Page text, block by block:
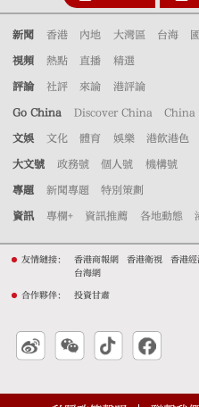
新聞 香港 內地 大灣區 台海
視頻 熱點 直播 精選
評論 社評 來論 港評論
Go China Discover China China
文娛 文化 體育 娛樂 港飲港色
大文號 政務號 個人號 機構號
專題 新聞專題 特別策劃
資訊 專欄+ 資訊推薦 各地動態
友情鏈接： 香港商報網 香港衛視 香港
台海網
合作夥伴： 投資甘肅